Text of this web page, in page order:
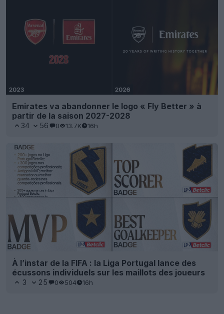
Emirates va abandonner le logo « Fly Better » à
partir de la saison 2027-2028
34 56 0 13.7K 16h
À l’instar de la FIFA : la Liga Portugal lance des
écussons individuels sur les maillots des joueurs
3 25 0 504 16h